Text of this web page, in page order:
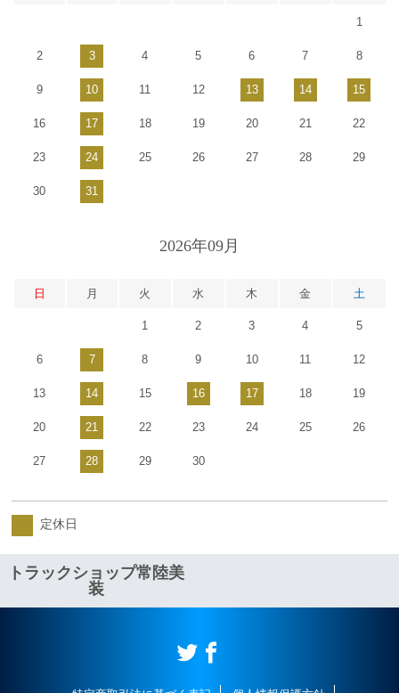
1
2 3 4 5 6 7 8
9 10 11 12 13 14 15
16 17 18 19 20 21 22
23 24 25 26 27 28 29
30 31
2026年09月
日 月 火 水 木 金 土
1 2 3 4 5
6 7 8 9 10 11 12
13 14 15 16 17 18 19
20 21 22 23 24 25 26
27 28 29 30
定休日
トラックショップ常陸美
装